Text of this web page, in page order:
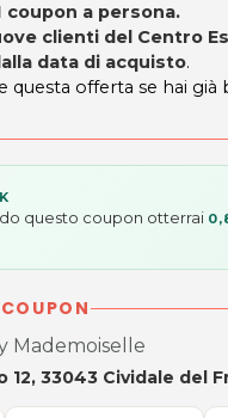
coupon a persona.
clienti del Centro
data di acquisto.
questa offerta se hai
questo coupon otterrai
Mademoiselle
12, 33043 Cividale del